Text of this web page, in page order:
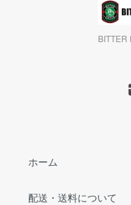
BITTER
ホーム
配送・送料について